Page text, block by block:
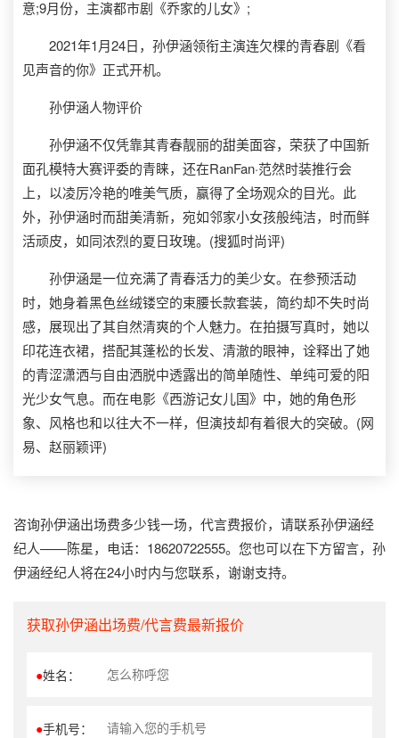
意;9月份，主演都市剧《乔家的儿女》;
2021年1月24日，孙伊涵领衔主演连欠棵的青春剧《看
见声音的你》正式开机。
孙伊涵人物评价
孙伊涵不仅凭靠其青春靓丽的甜美面容，荣获了中国新
面孔模特大赛评委的青睐，还在RanFan·范然时装推行会
上，以凌厉冷艳的唯美气质，赢得了全场观众的目光。此
外，孙伊涵时而甜美清新，宛如邻家小女孩般纯洁，时而鲜
活顽皮，如同浓烈的夏日玫瑰。(搜狐时尚评)
孙伊涵是一位充满了青春活力的美少女。在参预活动
时，她身着黑色丝绒镂空的束腰长款套装，简约却不失时尚
感，展现出了其自然清爽的个人魅力。在拍摄写真时，她以
印花连衣裙，搭配其蓬松的长发、清澈的眼神，诠释出了她
的青涩潇洒与自由洒脱中透露出的简单随性、单纯可爱的阳
光少女气息。而在电影《西游记女儿国》中，她的角色形
象、风格也和以往大不一样，但演技却有着很大的突破。(网
易、赵丽颖评)
咨询孙伊涵出场费多少钱一场，代言费报价，请联系孙伊涵经
纪人——陈星，电话：18620722555。您也可以在下方留言，孙
伊涵经纪人将在24小时内与您联系，谢谢支持。
获取孙伊涵出场费/代言费最新报价
●姓名：
●手机号：